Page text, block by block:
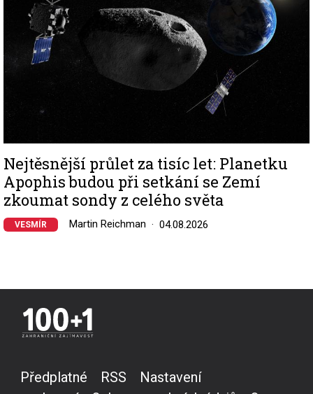
Nejtěsnější průlet za tisíc let: Planetku
Apophis budou při setkání se Zemí
zkoumat sondy z celého světa
VESMÍR Martin Reichman 04.08.2026
Předplatné RSS
Nastavení